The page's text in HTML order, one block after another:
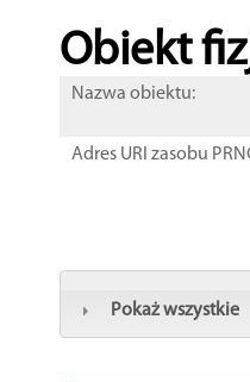
Obiekt
Nazwa obiektu:
Adres URI zasobu
Pokaż wszystkie